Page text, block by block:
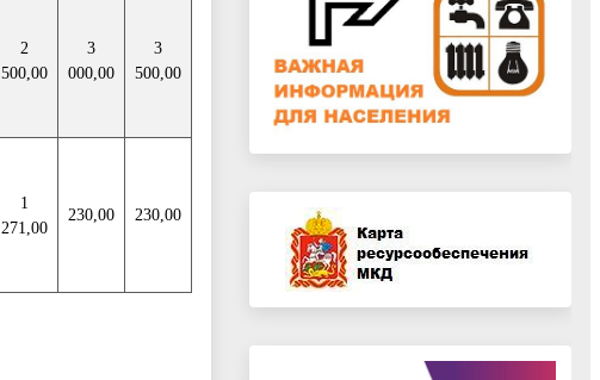
2
500,00
3
000,00
3
500,00
1
271,00
230,00 230,00